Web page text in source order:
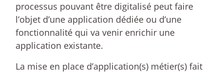
processus pouvant être digitalisé peut faire
l’objet d’une application dédiée ou d’une
fonctionnalité qui va venir enrichir une
application existante.
La mise en place d’application(s) métier(s) fait